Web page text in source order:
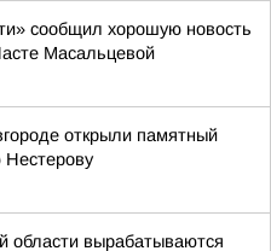
сообщил хорошую новость
Масальцевой
открыли памятный
Нестерову
области вырабатываются